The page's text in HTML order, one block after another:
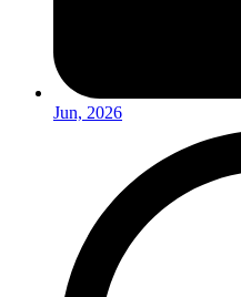
Jun, 2026